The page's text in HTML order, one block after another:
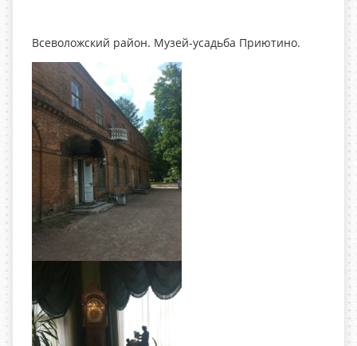
Всеволожский район. Музей-усадьба Приютино.